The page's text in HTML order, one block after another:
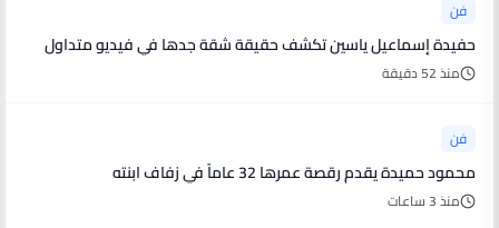
فن
حفيدة إسماعيل ياسين تكشف حقيقة شقة جدها في فيديو متداول
منذ 52 دقيقة
فن
محمود حميدة يقدم رقصة عمرها 32 عاماً في زفاف ابنته
منذ 3 ساعات